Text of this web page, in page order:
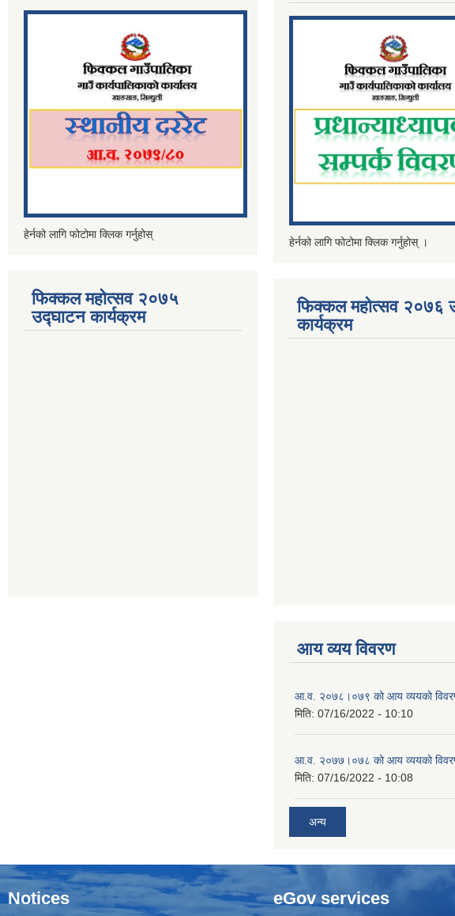
हेर्नको लागि फोटोमा क्लिक गर्नुहोस्
फिक्कल महोत्सव २०७५
उद्घाटन कार्यक्रम
हेर्नको लागि फोटोमा क्लिक गर्नुहोस् ।
फिक्कल महोत्सव २०७६
कार्यक्रम
आय व्यय विवरण
आ.व. २०७८।०७९ को आय व्ययको
मिति: 07/16/2022 - 10:10
आ.व. २०७७।०७८ को आय व्ययको
मिति: 07/16/2022 - 10:08
अन्य
Notices eGov services